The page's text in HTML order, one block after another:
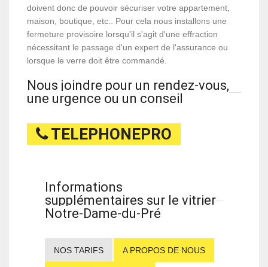
doivent donc de pouvoir sécuriser votre appartement,
maison, boutique, etc.. Pour cela nous installons une
fermeture provisoire lorsqu'il s'agit d'une effraction
nécessitant le passage d'un expert de l'assurance ou
lorsque le verre doit être commandé.
Nous joindre pour un rendez-vous,
une urgence ou un conseil
TELEPHONEPRO
Informations
supplémentaires sur le vitrier
Notre-Dame-du-Pré
NOS TARIFS A PROPOS DE NOUS